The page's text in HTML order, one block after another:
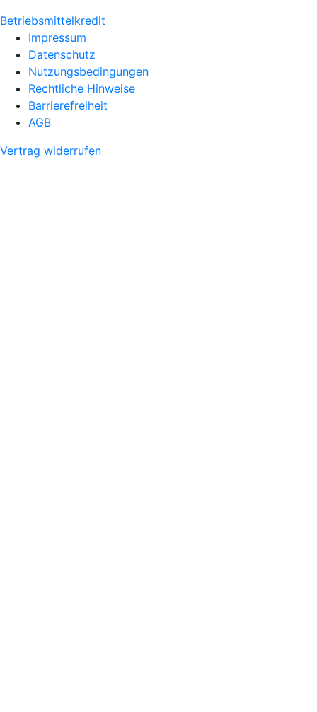
Betriebsmittelkredit
Impressum
Datenschutz
Nutzungsbedingungen
Rechtliche Hinweise
Barrierefreiheit
AGB
Vertrag widerrufen